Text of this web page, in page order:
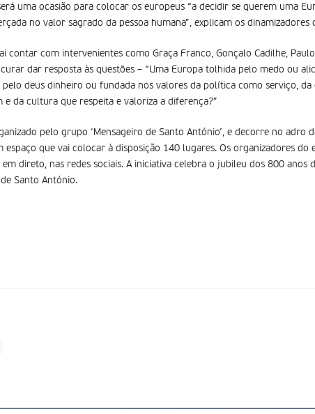
uma ocasião para colocar os europeus “a decidir se querem uma
no valor sagrado da pessoa humana”, explicam os
contar com intervenientes como Graça Franco, Gonçalo Cadilhe,
dar resposta às questões – “Uma Europa tolhida pelo medo ou
pelo deus dinheiro ou fundada nos valores da política como serviço,
e da cultura que respeita e valoriza a diferença?”
pelo grupo ‘Mensageiro de Santo António’, e decorre no adro
espaço que vai colocar à disposição 140 lugares. Os organizadores do
em direto, nas redes sociais. A iniciativa celebra o jubileu dos 800 anos
Santo António.